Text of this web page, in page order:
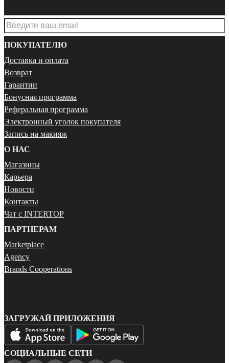
ПОКУПАТЕЛЮ
Доставка и оплата
Возврат
Гарантии
Бонусная программа
Реферальная программа
Электронный уголок покупателя
Запись на макияж
О НАС
Магазины
Карьера
Новости
Контакты
Чат с INTERTOP
ПАРТНЕРАМ
Marketplace
Agency
Brands Cooperations
ЗАГРУЖАЙ ПРИЛОЖЕНИЯ
СОЦИАЛЬНЫЕ СЕТИ